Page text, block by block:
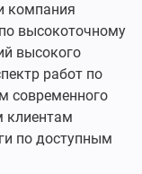
компания
высокоточному
высокого
работ по
современного
клиентам
по доступным